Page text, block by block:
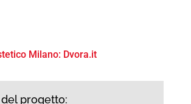
Milano: Dvora.it
progetto: